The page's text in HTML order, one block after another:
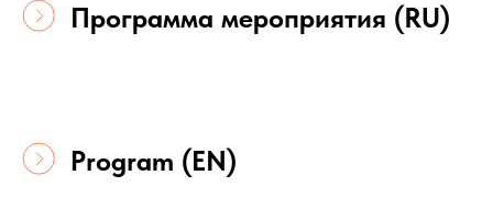
Программа мероприятия (RU)
Program (ЕN)